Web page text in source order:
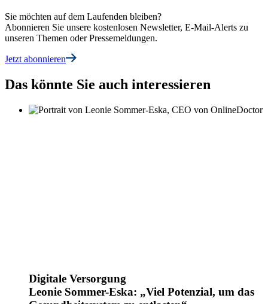
Sie möchten auf dem Laufenden bleiben?
Abonnieren Sie unsere kostenlosen Newsletter, E-Mail-Alerts zu
unseren Themen oder Pressemeldungen.
Jetzt abonnieren
Das könnte Sie auch interessieren
Digitale Versorgung
Leonie Sommer-Eska: „Viel Potenzial, um das